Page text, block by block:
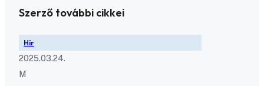
Szerző további cikkei
Hír
2025.03.24.
M